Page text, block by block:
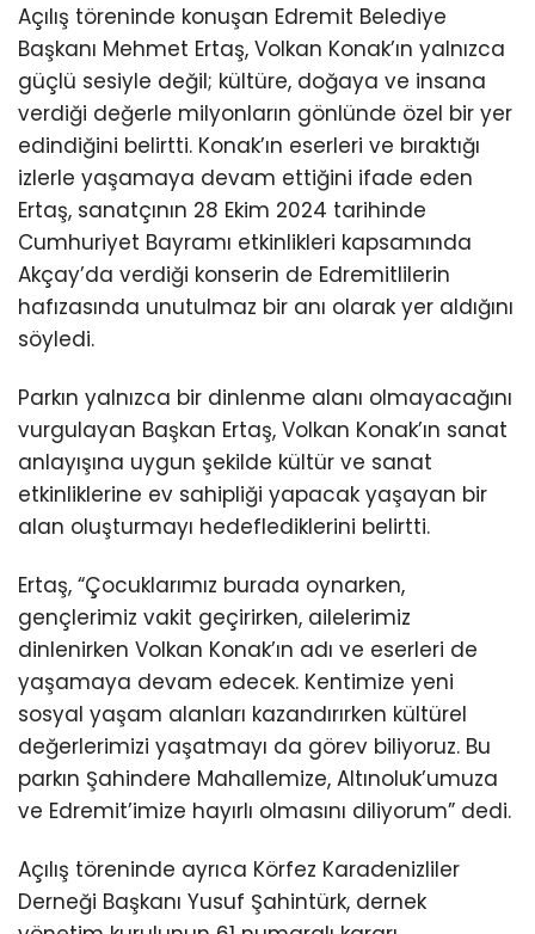
Açılış töreninde konuşan Edremit Belediye
Başkanı Mehmet Ertaş, Volkan Konak’ın yalnızca
güçlü sesiyle değil; kültüre, doğaya ve insana
verdiği değerle milyonların gönlünde özel bir yer
edindiğini belirtti. Konak’ın eserleri ve bıraktığı
izlerle yaşamaya devam ettiğini ifade eden
Ertaş, sanatçının 28 Ekim 2024 tarihinde
Cumhuriyet Bayramı etkinlikleri kapsamında
Akçay’da verdiği konserin de Edremitlilerin
hafızasında unutulmaz bir anı olarak yer aldığını
söyledi.
Parkın yalnızca bir dinlenme alanı olmayacağını
vurgulayan Başkan Ertaş, Volkan Konak’ın sanat
anlayışına uygun şekilde kültür ve sanat
etkinliklerine ev sahipliği yapacak yaşayan bir
alan oluşturmayı hedeflediklerini belirtti.
Ertaş, “Çocuklarımız burada oynarken,
gençlerimiz vakit geçirirken, ailelerimiz
dinlenirken Volkan Konak’ın adı ve eserleri de
yaşamaya devam edecek. Kentimize yeni
sosyal yaşam alanları kazandırırken kültürel
değerlerimizi yaşatmayı da görev biliyoruz. Bu
parkın Şahindere Mahallemize, Altınoluk’umuza
ve Edremit’imize hayırlı olmasını diliyorum” dedi.
Açılış töreninde ayrıca Körfez Karadenizliler
Derneği Başkanı Yusuf Şahintürk, dernek